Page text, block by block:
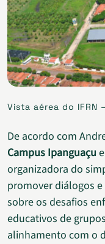
Vista aérea do IFRN
De acordo com
Campus Ipanguaçu
organizadora do
promover diálogos
sobre os desafios
educativos de
alinhamento com o